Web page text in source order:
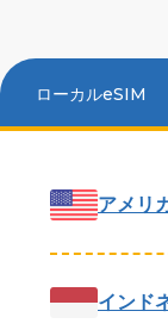
ローカルeSIM
アメリ
インド